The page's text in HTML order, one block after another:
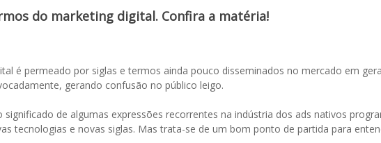
do marketing digital. Confira a matéria!
é permeado por siglas e termos ainda pouco disseminados no mercado em
gerando confusão no público leigo.
significado de algumas expressões recorrentes na indústria dos ads nativos
tecnologias e novas siglas. Mas trata-se de um bom ponto de partida para